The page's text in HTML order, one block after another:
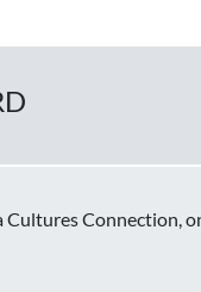
Cultures Connection,